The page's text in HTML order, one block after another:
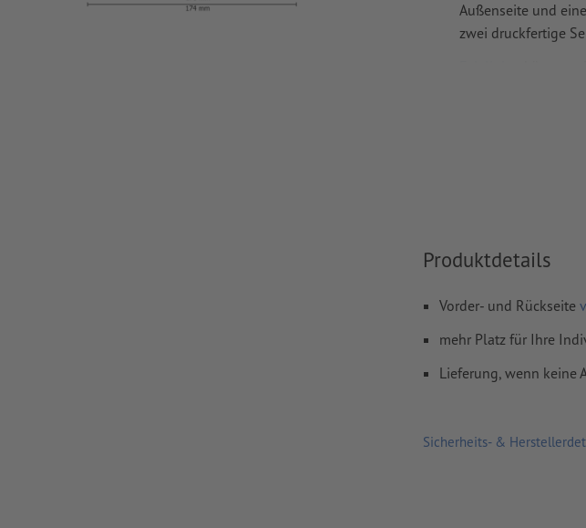
Außenseite und
zwei druckfertige
werden
Farbmodus:CMYK,
Produktdetails
Vorder- und Rückseite
mehr Platz für Ihre
Lieferung, wenn keine
Sicherheits- &